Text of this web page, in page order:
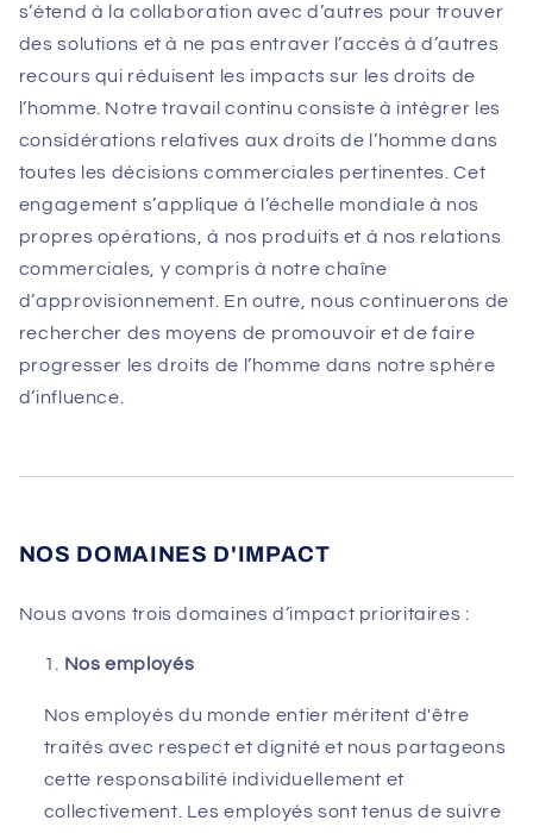
s’étend à la collaboration avec d’autres pour trouver
des solutions et à ne pas entraver l’accès à d’autres
recours qui réduisent les impacts sur les droits de
l’homme. Notre travail continu consiste à intégrer les
considérations relatives aux droits de l’homme dans
toutes les décisions commerciales pertinentes. Cet
engagement s’applique à l’échelle mondiale à nos
propres opérations, à nos produits et à nos relations
commerciales, y compris à notre chaîne
d’approvisionnement. En outre, nous continuerons de
rechercher des moyens de promouvoir et de faire
progresser les droits de l’homme dans notre sphère
d’influence.
NOS DOMAINES D'IMPACT
Nous avons trois domaines d’impact prioritaires :
Nos employés
Nos employés du monde entier méritent d'être
traités avec respect et dignité et nous partageons
cette responsabilité individuellement et
collectivement. Les employés sont tenus de suivre